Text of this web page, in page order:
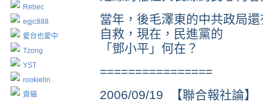
Rebec
egjc888
愛台也愛中
Tzong
YST
rookielin
齋貓
當年，後毛澤東的中共政局
自救，現在，民進黨的
「鄧小平」何在？
================
2006/09/19 【聯合報社論】